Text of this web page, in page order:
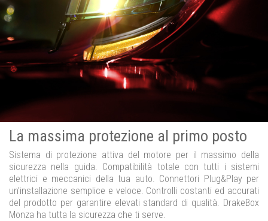
La massima protezione al primo posto
Sistema di protezione attiva del motore per il massimo della
sicurezza nella guida. Compatibilità totale con tutti i sistemi
elettrici e meccanici della tua auto. Connettori Plug&Play per
un’installazione semplice e veloce. Controlli costanti ed accurati
del prodotto per garantire elevati standard di qualità. DrakeBox
Monza ha tutta la sicurezza che ti serve.